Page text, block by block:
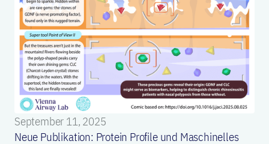
September 11, 2025
Neue Publikation: Protein Profile und Maschinelles